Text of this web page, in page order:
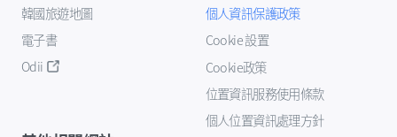
韓國旅遊地圖
電子書
Odii
個人資訊保護政策
Cookie 設置
Cookie政策
位置資訊服務使用條款
個人位置資訊處理方針